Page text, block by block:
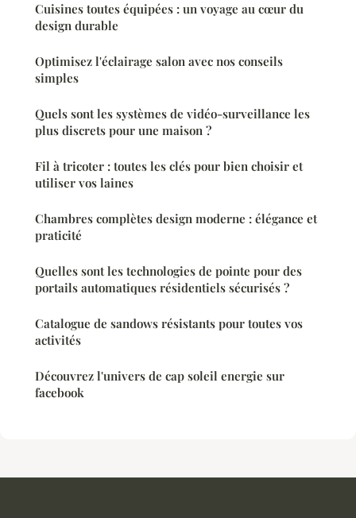
Cuisines toutes équipées : un voyage au cœur du
design durable
Optimisez l'éclairage salon avec nos conseils
simples
Quels sont les systèmes de vidéo-surveillance les
plus discrets pour une maison ?
Fil à tricoter : toutes les clés pour bien choisir et
utiliser vos laines
Chambres complètes design moderne : élégance et
praticité
Quelles sont les technologies de pointe pour des
portails automatiques résidentiels sécurisés ?
Catalogue de sandows résistants pour toutes vos
activités
Découvrez l'univers de cap soleil energie sur
facebook